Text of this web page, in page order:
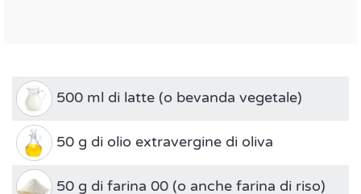
500 ml di latte (o bevanda vegetale)
50 g di olio extravergine di oliva
50 g di farina 00 (o anche farina di riso)